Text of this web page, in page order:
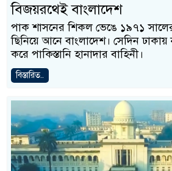
বিজয়রথেই বাংলাদেশ
পাক শাসনের শিকল ভেঙে ১৯৭১
ছিনিয়ে আনে বাংলাদেশ। সেদিন
করে পাকিস্তানি হানাদার বাহিনী।
বিস্তারিত..